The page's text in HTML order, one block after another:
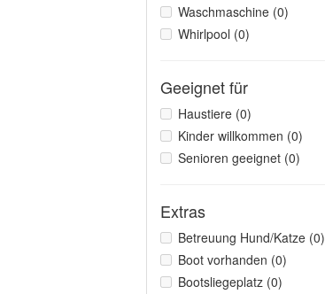
Waschmaschine (0)
Whirlpool (0)
Geeignet für
Haustiere (0)
Kinder willkommen (0)
Senioren geeignet (0)
Extras
Betreuung Hund/Katze (0)
Boot vorhanden (0)
Bootsliegeplatz (0)